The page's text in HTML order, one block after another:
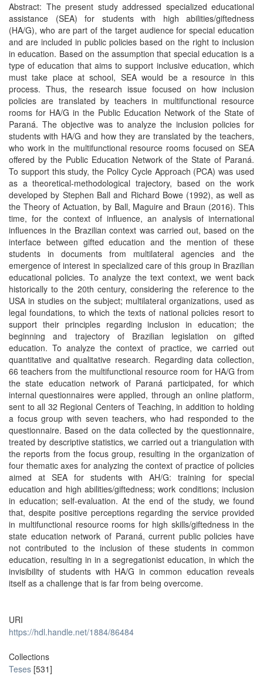
Abstract: The present study addressed specialized educational
assistance (SEA) for students with high abilities/giftedness
(HA/G), who are part of the target audience for special education
and are included in public policies based on the right to inclusion
in education. Based on the assumption that special education is a
type of education that aims to support inclusive education, which
must take place at school, SEA would be a resource in this
process. Thus, the research issue focused on how inclusion
policies are translated by teachers in multifunctional resource
rooms for HA/G in the Public Education Network of the State of
Paraná. The objective was to analyze the inclusion policies for
students with HA/G and how they are translated by the teachers,
who work in the multifunctional resource rooms focused on SEA
offered by the Public Education Network of the State of Paraná.
To support this study, the Policy Cycle Approach (PCA) was used
as a theoretical-methodological trajectory, based on the work
developed by Stephen Ball and Richard Bowe (1992), as well as
the Theory of Actuation, by Ball, Maguire and Braun (2016). This
time, for the context of influence, an analysis of international
influences in the Brazilian context was carried out, based on the
interface between gifted education and the mention of these
students in documents from multilateral agencies and the
emergence of interest in specialized care of this group in Brazilian
educational policies. To analyze the text context, we went back
historically to the 20th century, considering the reference to the
USA in studies on the subject; multilateral organizations, used as
legal foundations, to which the texts of national policies resort to
support their principles regarding inclusion in education; the
beginning and trajectory of Brazilian legislation on gifted
education. To analyze the context of practice, we carried out
quantitative and qualitative research. Regarding data collection,
66 teachers from the multifunctional resource room for HA/G from
the state education network of Paraná participated, for which
internal questionnaires were applied, through an online platform,
sent to all 32 Regional Centers of Teaching, in addition to holding
a focus group with seven teachers, who had responded to the
questionnaire. Based on the data collected by the questionnaire,
treated by descriptive statistics, we carried out a triangulation with
the reports from the focus group, resulting in the organization of
four thematic axes for analyzing the context of practice of policies
aimed at SEA for students with AH/G: training for special
education and high abilities/giftedness; work conditions; inclusion
in education; self-evaluation. At the end of the study, we found
that, despite positive perceptions regarding the service provided
in multifunctional resource rooms for high skills/giftedness in the
state education network of Paraná, current public policies have
not contributed to the inclusion of these students in common
education, resulting in in a segregationist education, in which the
invisibility of students with HA/G in common education reveals
itself as a challenge that is far from being overcome.
URI
https://hdl.handle.net/1884/86484
Collections
Teses [531]